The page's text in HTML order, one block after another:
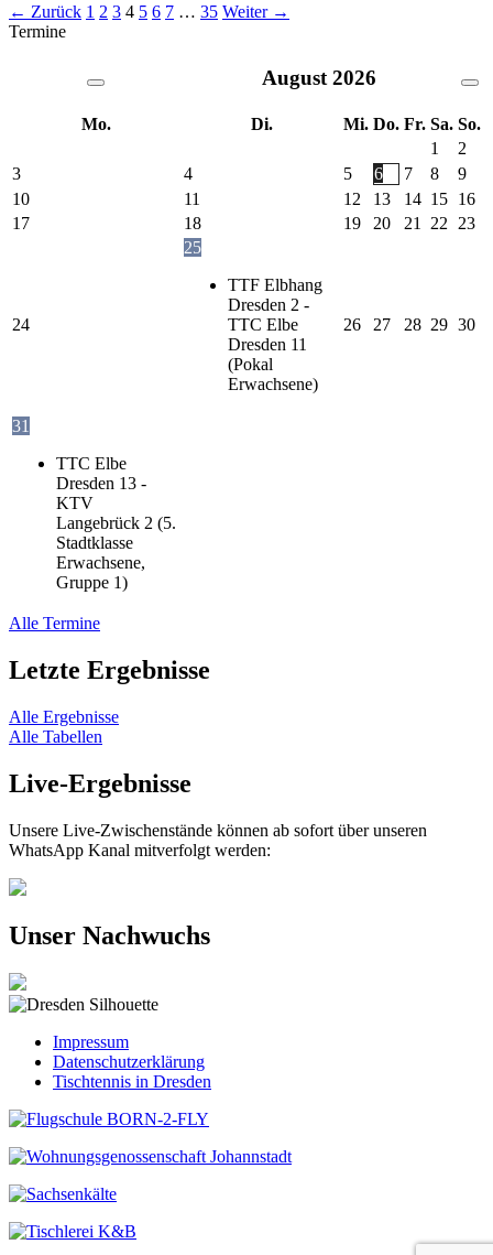
← Zurück 1 2 3 4 5 6 7 … 35 Weiter →
Termine
August 2026
Mo. Di. Mi. Do. Fr. Sa. So.
1
2
3
4 5 6 7 8
9
10
11 12 13 14 15 16
17
18 19 20 21 22 23
24
25
TTF Elbhang
Dresden 2 -
TTC Elbe
Dresden 11
(Pokal
Erwachsene)
26 27 28 29 30
31
TTC Elbe
Dresden 13 -
KTV
Langebrück 2 (5.
Stadtklasse
Erwachsene,
Gruppe 1)
Alle Termine
Letzte Ergebnisse
Alle Ergebnisse
Alle Tabellen
Live-Ergebnisse
Unsere Live-Zwischenstände können ab sofort über unseren
WhatsApp Kanal mitverfolgt werden:
Unser Nachwuchs
Impressum
Datenschutzerklärung
Tischtennis in Dresden